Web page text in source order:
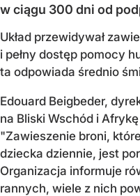
w ciągu 300 dni od
Układ przewidywał
i pełny dostęp pomocy
ta odpowiada średnio
Edouard Beigbeder,
na Bliski Wschód i
"Zawieszenie broni,
dziecka dziennie, jest
Organizacja informuje
rannych, wiele z nich